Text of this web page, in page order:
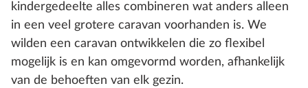
kindergedeelte alles combineren wat anders alleen
in een veel grotere caravan voorhanden is. We
wilden een caravan ontwikkelen die zo flexibel
mogelijk is en kan omgevormd worden, afhankelijk
van de behoeften van elk gezin.